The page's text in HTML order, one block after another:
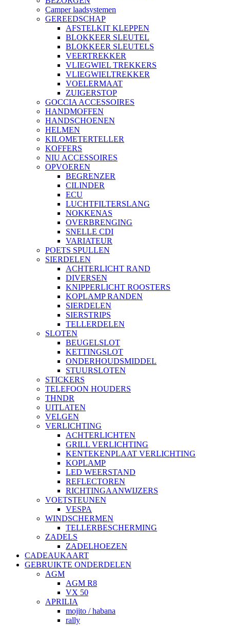
Camper laadsystemen
GEREEDSCHAP
AFSTELKIT KLEPPEN
BLOKKEER SLEUTEL
BLOKKEER SLEUTELS
VEERTREKKER
VLIEGWIEL TREKKERS
VLIEGWIELTREKKER
VOELERMAAT
ZUIGERSTOP
GOCCIA ACCESSOIRES
HANDMOFFEN
HANDSCHOENEN
HELMEN
KILOMETERTELLER
KOFFERS
NIU ACCESSOIRES
OPVOEREN
BEGRENZER
CILINDER
ECU
LUCHTFILTERSLANG
NOKKENAS
OVERBRENGING
SNELLE CDI
VARIATEUR
POETS SPULLEN
SIERDELEN
ACHTERLICHT RAND
DIVERSEN
KNIPPERLICHT ROOSTERS
KOPLAMP RANDEN
SIERDELEN
SIERSTRIPS
TELLERDELEN
SLOTEN
BEUGELSLOT
KETTINGSLOT
ONDERHOUDSMIDDEL
STUURSLOTEN
STICKERS
TELEFOON HOUDERS
THNDR
UITLATEN
VELGEN
VERLICHTING
ACHTERLICHTEN
GRILL VERLICHTING
KENTEKENPLAAT VERLICHTING
KOPLAMP
LED WEERSTAND
REFLECTOREN
RICHTINGAANWIJZERS
VOETSTEUNEN
VESPA
WINDSCHERMEN
TELLERBESCHERMING
ZADELS
ZADELHOEZEN
CADEAUKAART
GEBRUIKTE ONDERDELEN
AGM
AGM R8
VX 50
APRILIA
mojito / habana
rally